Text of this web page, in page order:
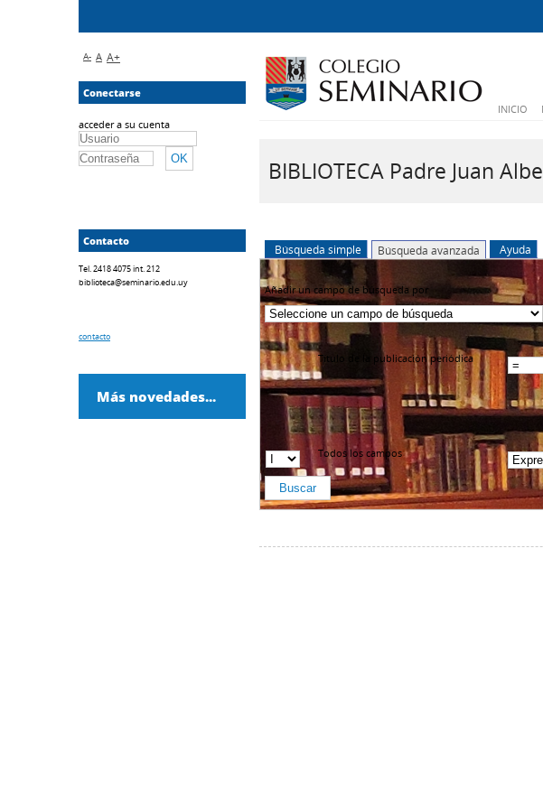
INICIO
BIBLIOTECA Padre Juan
Búsqueda simple Búsqueda avanzada Ayuda
Añadir un campo de búsqueda por
Título de la publicación periódica
Todos los campos
A- A A+
Conectarse
acceder a su cuenta
Contacto
Tel. 2418 4075 int. 212
biblioteca@seminario.edu.uy
contacto
Más novedades...